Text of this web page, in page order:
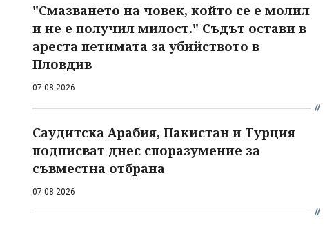
"Смазването на човек, който се е молил
и не е получил милост." Съдът остави в
ареста петимата за убийството в
Пловдив
07.08.2026
Саудитска Арабия, Пакистан и Турция
подписват днес споразумение за
съвместна отбрана
07.08.2026